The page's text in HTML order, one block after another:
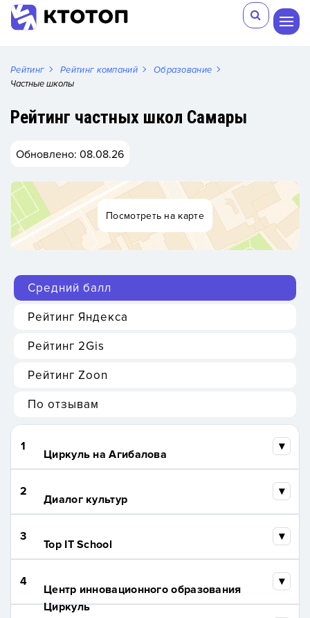
Рейтинг Рейтинг компаний
Образование
Частные школы
Рейтинг частных школ Самары
Обновлено: 08.08.26
Посмотреть на карте
Средний балл
Рейтинг Яндекса
Рейтинг 2Gis
Рейтинг Zoon
По отзывам
1
Циркуль на Агибалова
2
Диалог культур
3
Top IT School
4
Центр инновационного образования
Циркуль